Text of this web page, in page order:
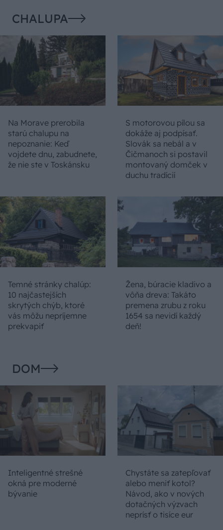
CHALUPA
Na Morave prerobila
starú chalupu na
nepoznanie: Keď
vojdete dnu, zabudnete,
že nie ste v Toskánsku
S motorovou pílou sa
dokáže aj podpísať.
Slovák sa nebál a v
Čičmanoch si postavil
montovaný domček v
duchu tradícií
Temné stránky chalúp:
10 najčastejších
skrytých chýb, ktoré
vás môžu nepríjemne
prekvapiť
Žena, búracie kladivo a
vôňa dreva: Takáto
premena zrubu z roku
1654 sa nevidí každý
deň!
DOM
Inteligentné strešné
okná pre moderné
bývanie
Chystáte sa zatepľovať
alebo meniť kotol?
Návod, ako v nových
dotačných výzvach
neprísť o tisíce eur